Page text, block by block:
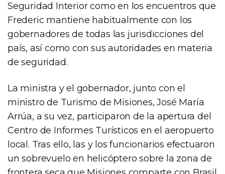
Seguridad Interior como en los encuentros que
Frederic mantiene habitualmente con los
gobernadores de todas las jurisdicciones del
país, así como con sus autoridades en materia
de seguridad.
La ministra y el gobernador, junto con el
ministro de Turismo de Misiones, José María
Arrúa, a su vez, participaron de la apertura del
Centro de Informes Turísticos en el aeropuerto
local. Tras ello, las y los funcionarios efectuaron
un sobrevuelo en helicóptero sobre la zona de